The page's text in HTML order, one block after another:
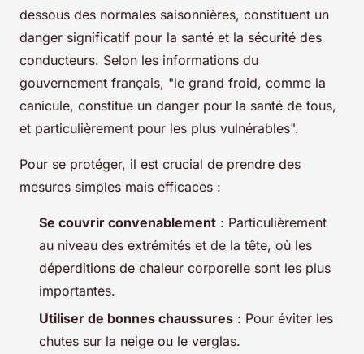
dessous des normales saisonnières, constituent un
danger significatif pour la santé et la sécurité des
conducteurs. Selon les informations du
gouvernement français, "le grand froid, comme la
canicule, constitue un danger pour la santé de tous,
et particulièrement pour les plus vulnérables".
Pour se protéger, il est crucial de prendre des
mesures simples mais efficaces :
Se couvrir convenablement : Particulièrement
au niveau des extrémités et de la tête, où les
déperditions de chaleur corporelle sont les plus
importantes.
Utiliser de bonnes chaussures : Pour éviter les
chutes sur la neige ou le verglas.